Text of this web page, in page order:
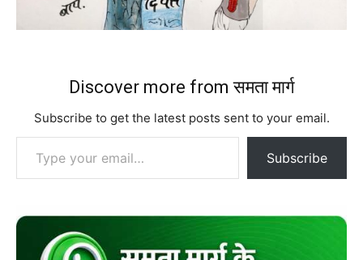
Discover more from समता मार्ग
Subscribe to get the latest posts sent to your email.
Type your email…
Subscribe